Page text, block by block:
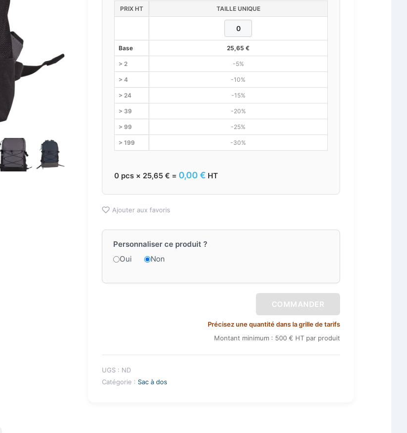
PRIX HT TAILLE UNIQUE
Base 25,65 €
> 2 -5%
> 4 -10%
> 24 -15%
> 39 -20%
> 99 -25%
> 199 -30%
0 pcs × 25,65 € = 0,00 € HT
Ajouter aux favoris
Personnaliser ce produit ?
Oui
Non
COMMANDER
Précisez une quantité dans la grille de tarifs
Montant minimum : 500 € HT par produit
UGS : ND
Catégorie : Sac à dos